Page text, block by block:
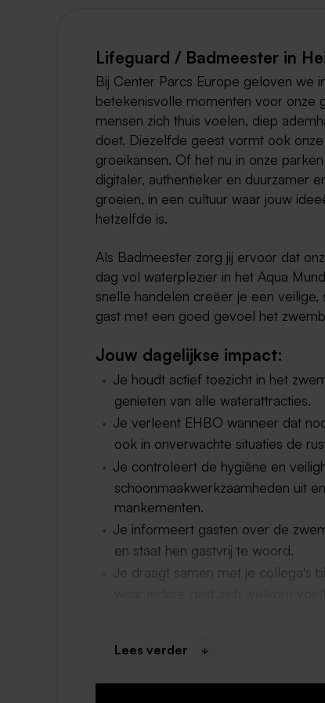
Lifeguard / Badmeester in
Bij Center Parcs Europe geloven we
betekenisvolle momenten voor onze
mensen zich thuis voelen, diep
doet. Diezelfde geest vormt ook
groeikansen. Of het nu in onze
digitaler, authentieker en duurzamer
groeien, in een cultuur waar jouw
hetzelfde is.
Als Badmeester zorg jij ervoor dat
dag vol waterplezier in het Aqua
snelle handelen creëer je een
gast met een goed gevoel het
Jouw dagelijkse impact:
Je houdt actief toezicht in het
genieten van alle waterattracties.
Je verleent EHBO wanneer dat
ook in onverwachte situaties de
Je controleert de hygiëne en
schoonmaakwerkzaamheden uit
mankementen.
Je informeert gasten over de
en staat hen gastvrij te woord.
Je draagt samen met je collega's
contract;
Lees verder